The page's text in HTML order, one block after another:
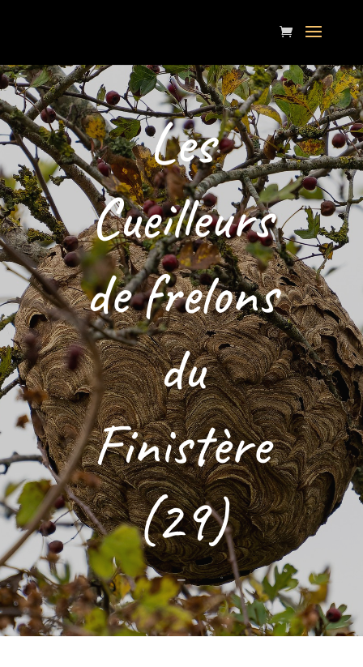
Les
Cueilleurs
de frelons
du
Finistère
(29)
–